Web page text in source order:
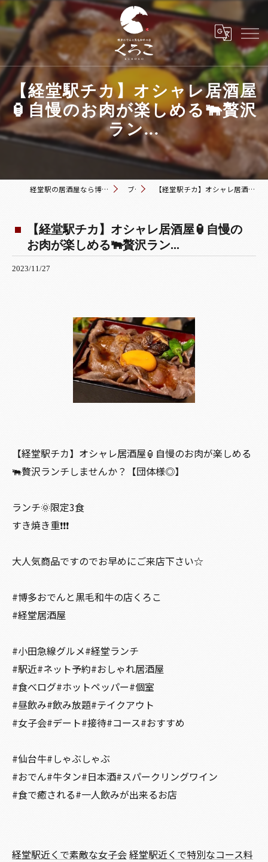
【経堂駅チカ】オシャレ居酒屋
🏮自慢のお肉が楽しめる🐃贅沢
ラン...
経堂駅の居酒屋なら博多おでんと黒毛和牛の店 くろこ ブログ 【経堂駅チカ】オシャレ居酒屋🏮自慢のお肉が楽しめる🐃贅沢ラン...
【経堂駅チカ】オシャレ居酒屋🏮自慢の
お肉が楽しめる🐃贅沢ラン...
2023/11/27
【経堂駅チカ】オシャレ居酒屋🏮自慢のお肉が楽しめる
🐃贅沢ランチしませんか？【団体様◎】
ランチ🌞限定3食
すき焼き重❗️❗️❗️
大人気商品ですのでお早めにご来店下さい☆
#博多おでんと黒毛和牛の店くろこ
#経堂居酒屋
#小田急線グルメ#経堂ランチ
#駅近#ネット予約#おしゃれ居酒屋
#食べログ#ホットペッパー#個室
#昼飲み#飲み放題#テイクアウト
#女子会#デート#接待#コース#おすすめ
#仙台牛#しゃぶしゃぶ
#おでん#牛タン#日本酒#スパークリングワイン
#食で癒される#一人飲みが出来るお店
経堂駅近くで素敵な女子会経堂駅近くで特別なコース料